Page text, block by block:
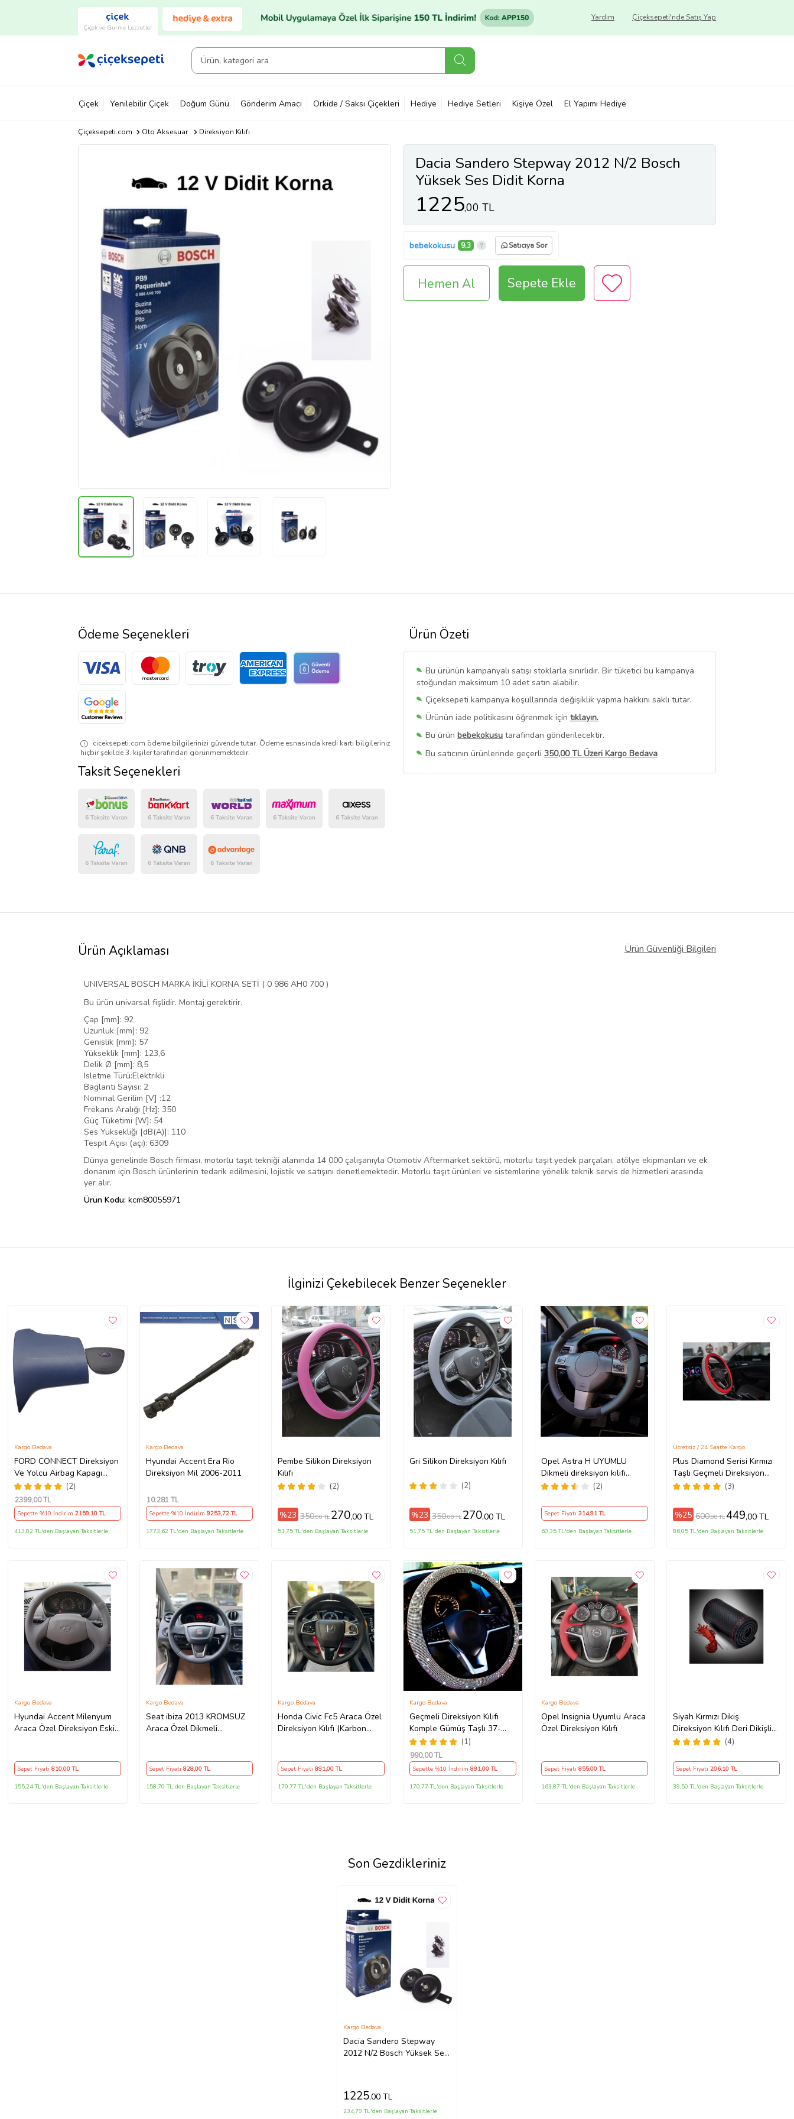
Çiçek ve Gurme Lezzetler
Çiçeksepeti'nde Satış Yap
Yardım
Çiçek Yenilebilir Çiçek Doğum Günü Gönderim Amacı Orkide / Saksı Çiçekleri Hediye Hediye Setleri Kişiye Özel El Yapımı Hediye
Çiçeksepeti.com Oto Aksesuar Direksiyon Kılıfı
Dacia Sandero Stepway 2012 N/2 Bosch
Yüksek Ses Didit Korna
1225,00 TL
bebekokusu 9,3 Satıcıya Sor
Hemen Al Sepete Ekle
Ürün Özeti
Bu ürünün kampanyalı satışı stoklarla sınırlıdır. Bir tüketici bu kampanya
stoğundan maksimum 10 adet satın alabilir.
Çiçeksepeti kampanya koşullarında değişiklik yapma hakkını saklı tutar.
Ürünün iade politikasını öğrenmek için tıklayın.
Bu ürün bebekokusu tarafından gönderilecektir.
Bu satıcının ürünlerinde geçerli 350,00 TL Üzeri Kargo Bedava
Bu SatıcınınTüm Ürünlerini Görüntüle
Ödeme Seçenekleri
ciceksepeti.com ödeme bilgilerinizi güvende tutar. Ödeme esnasında kredi kartı bilgileriniz
hiçbir şekilde 3. kişiler tarafından görünmemektedir.
Taksit Seçenekleri
Ürün Açıklaması Ürün Güvenliği Bilgileri
UNIVERSAL BOSCH MARKA İKİLİ KORNA SETİ ( 0 986 AH0 700 )
Bu ürün univarsal fişlidir. Montaj gerektirir.
Çap [mm]: 92
Uzunluk [mm]: 92
Genislik [mm]: 57
Yükseklik [mm]: 123,6
Delik Ø [mm]: 8,5
Isletme Türü:Elektrikli
Baglanti Sayısı: 2
Nominal Gerilim [V] :12
Frekans Aralığı [Hz]: 350
Güç Tüketimi [W]: 54
Ses Yüksekliği [dB(A)]: 110
Tespit Açısı (açi): 6309
Dünya genelinde Bosch firması, motorlu taşıt tekniği alanında 14 000 çalışanıyla Otomotiv Aftermarket sektörü, motorlu taşıt yedek parçaları, atölye ekipmanları ve ek
donanım için Bosch ürünlerinin tedarik edilmesini, lojistik ve satışını denetlemektedir. Motorlu taşıt ürünleri ve sistemlerine yönelik teknik servis de hizmetleri arasında
yer alır.
Ürün Kodu: kcm80055971
İlginizi Çekebilecek Benzer Seçenekler
FORD CONNECT Direksiyon
Ve Yolcu Airbag Kapagı
Takım (2009-2014) İthal
Üretim
(2)
Kargo Bedava
2399,00 TL
Sepette %10 İndirim 2159,10 TL
413,82 TL'den Başlayan Taksitlerle
Hyundai Accent Era Rio
Direksiyon Mil 2006-2011
Kargo Bedava
10.281TL
Sepette %10 İndirim 9253,72 TL
1773,62 TL'den Başlayan Taksitlerle
Pembe Silikon Direksiyon
Kılıfı
(2)
%23 350,00 TL 270,00 TL
51,75 TL'den Başlayan Taksitlerle
Gri Silikon Direksiyon Kılıfı
(2)
%23 350,00 TL 270,00 TL
51,75 TL'den Başlayan Taksitlerle
Opel Astra H UYUMLU
Dikmeli direksiyon kılıfı
noktalı alkantra gri yüzüklü (
(2)
Sepet Fiyatı314,91 TL
60,35 TL'den Başlayan Taksitlerle
Plus Diamond Serisi Kırmızı
Taşlı Geçmeli Direksiyon
Kılıfı
(3)
Ücretsiz / 24 Saatte Kargo
%25 600,00 TL449,00 TL
86,05 TL'den Başlayan Taksitlerle
Hyundai Accent Milenyum
Araca Özel Direksiyon Eski
Kargo Bedava
Sepet Fiyatı 810,00 TL
155,24 TL'den Başlayan Taksitlerle
Seat ibiza 2013 KROMSUZ
Araca Özel Dikmeli
Kargo Bedava
Sepet Fiyatı 828,00 TL
158,70 TL'den Başlayan Taksitlerle
Honda Civic Fc5 Araca Özel
Direksiyon Kılıfı (Karbon
Kargo Bedava
Sepet Fiyatı 891,00 TL
170,77 TL'den Başlayan Taksitlerle
Geçmeli Direksiyon Kılıfı
Komple Gümüş Taşlı 37-
38Cm
(1)
Kargo Bedava
990,00 TL
Sepette %10 İndirim 891,00 TL
170,77 TL'den Başlayan Taksitlerle
Opel Insignia Uyumlu Araca
Özel Direksiyon Kılıfı
Kargo Bedava
Sepet Fiyatı855,00 TL
163,87 TL'den Başlayan Taksitlerle
Siyah Kırmızı Dikiş
Direksiyon Kılıfı Deri Dikişli
Direksiyon Kılıf Kokusuz Kılıf
(4)
Sepet Fiyatı206,10 TL
39,50 TL'den Başlayan Taksitlerle
Son Gezdikleriniz
Dacia Sandero Stepway
2012 N/2 Bosch Yüksek Ses
Kargo Bedava
1225,00 TL
234,79 TL'den Başlayan Taksitlerle